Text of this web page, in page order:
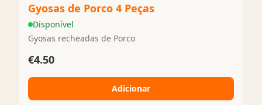
Gyosas de Porco 4 Peças
Disponível
Gyosas recheadas de Porco
€4.50
Adicionar